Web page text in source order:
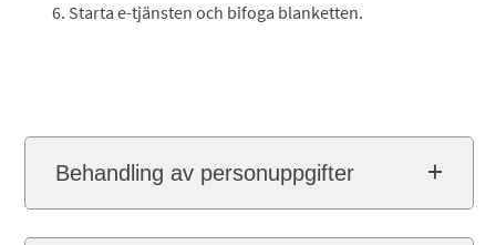
Starta e-tjänsten och bifoga blanketten.
Behandling av personuppgifter